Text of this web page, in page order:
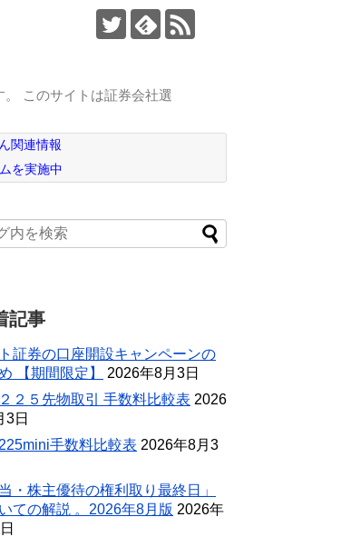
このサイトは証券会社選
関連情報
を実施中
記事
証券の口座開設キャンペーンの
【期間限定】
2026年8月3日
２５先物取引 手数料比較表 2026
3日
手数料比較表 2026年8月3
当・株主優待の権利取り最終日」
ての解説 。2026年8月版 2026年